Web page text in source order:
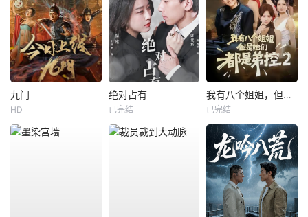
九门
HD
绝对占有
已完结
我有八个姐姐，但是他们都是弟控2
已完结